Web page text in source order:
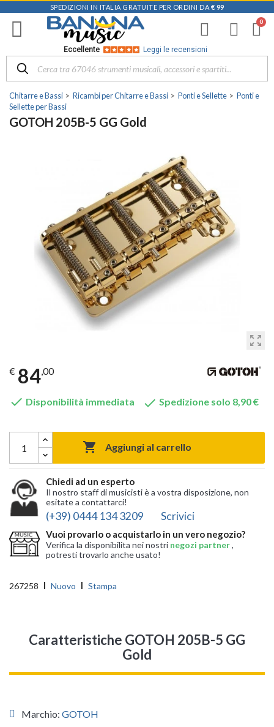
SPEDIZIONI IN ITALIA GRATUITE PER ORDINI DA € 99
Eccellente Leggi le recensioni
Chitarre e Bassi Ricambi per Chitarre e Bassi Ponti e Sellette
Ponti e
Sellette per Bassi
GOTOH 205B-5 GG Gold
zoom_out_map
€ 84,00
 Disponibilità immediata  Spedizione solo 8,90 €
 Aggiungi al carrello
Chiedi ad un esperto
Il nostro staff di musicisti è a vostra disposizione, non
esitate a contattarci!
(+39) 0444 134 3209 Scrivici
Vuoi provarlo o acquistarlo in un vero negozio?
Verifica la disponibilita nei nostri negozi partner,
potresti trovarlo anche usato!
267258 Nuovo Stampa
Caratteristiche GOTOH 205B-5 GG
Gold
Marchio: GOTOH